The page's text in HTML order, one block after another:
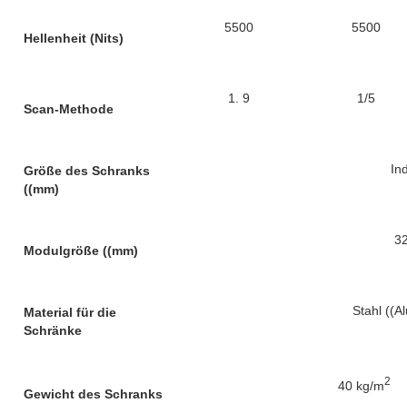
Hellenheit (Nits)
5500 5500
Scan-Methode
1. 9 1/5
Größe des Schranks
((mm)
Modulgröße ((mm)
Material für die
Schränke
Stahl
Gewicht des Schranks
40 kg/m2